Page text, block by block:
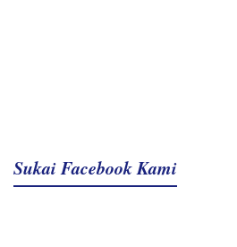
Sukai Facebook Kami